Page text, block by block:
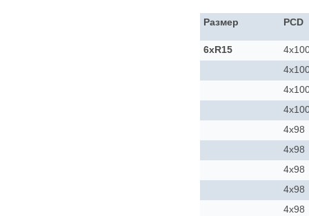
Размер PCD
6xR15
4x98
4x98
4x98
4x98
4x98